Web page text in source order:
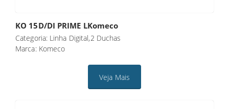
KO 15D/DI PRIME LKomeco
Categoria: Linha Digital,2 Duchas
Marca: Komeco
Veja Mais